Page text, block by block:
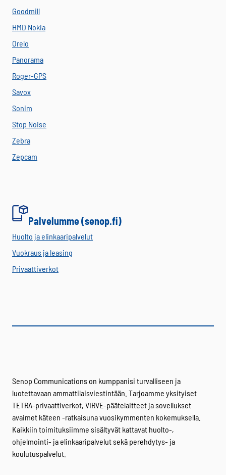
Goodmill
HMD Nokia
Orelo
Panorama
Roger-GPS
Savox
Sonim
Stop Noise
Zebra
Zepcam
Palvelumme (senop.fi)
Huolto ja elinkaaripalvelut
Vuokraus ja leasing
Privaattiverkot
Senop Communications on kumppanisi turvalliseen ja
luotettavaan ammattilaisviestintään. Tarjoamme yksityiset
TETRA-privaattiverkot, VIRVE-päätelaitteet ja sovellukset
avaimet käteen -ratkaisuna vuosikymmenten kokemuksella.
Kaikkiin toimituksiimme sisältyvät kattavat huolto-,
ohjelmointi- ja elinkaaripalvelut sekä perehdytys- ja
koulutuspalvelut.